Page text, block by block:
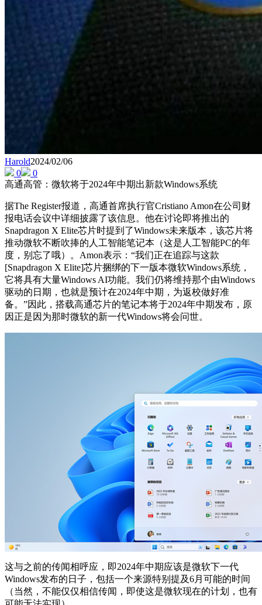
Harold2024/02/06
0
0
高通高管：微软将于2024年中期出新款Windows系统
据The Register报道，高通首席执行官Cristiano Amon在公司财
报电话会议中详细披露了该信息。他在讨论即将推出的
Snapdragon X Elite芯片时提到了Windows未来版本，该芯片将
推动微软不断吹捧的人工智能笔记本（这是人工智能PC的年
度，别忘了哦）。Amon表示：“我们正在追踪与这款
[Snapdragon X Elite]芯片捆绑的下一版本微软Windows系统，
它将具有大量Windows AI功能。我们仍将维持那个由Windows
驱动的日期，也就是预计在2024年中期，为返校做好准
备。”因此，搭载高通芯片的笔记本将于2024年中期发布，原
因正是因为那时微软的新一代Windows将会问世。
这与之前的传闻相呼应，即2024年中期应该是微软下一代
Windows发布的日子，包括一个来源特别提及6月可能的时间
（当然，不能仅仅相信传闻，即使这是微软现在的计划，也有